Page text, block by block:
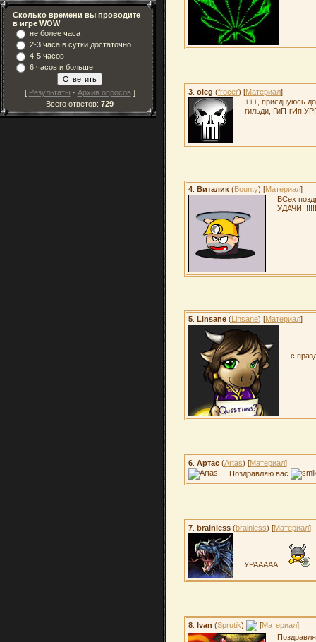
Сколько времени вы проводите
в игре WOW
не более часа
2-3 часа в сутки достаточно
4-5 часов
6 часов и больше
[ Результаты · Архив опросов ]
Всего ответов: 729
3 oleg (frocer) [Материал]
+++, приєднуюсь
гильди, ГиП-гИп
4 Виталик (Bounty) [Материал]
ВСех
5 Linsane (Linsane) [Материал]
с
6 Артас (Artas) [Материал]
Поздравляю вас
7 brainless (brainless) [Материал]
УРААААА
8 Ivan (Sprutik) [Материал]